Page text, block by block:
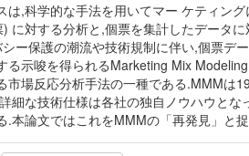
は,科学的な手法を用いてマー ケティン
に対する分析と,個票を集計したデータ
ー保護の潮流や技術規制に伴い,個票
る示唆を得られるMarketing Mix
市場反応分析手法の一種である.MMMは
細な技術仕様は各社の独自ノウハウと
.本論文ではこれをMMMの「再発見」と